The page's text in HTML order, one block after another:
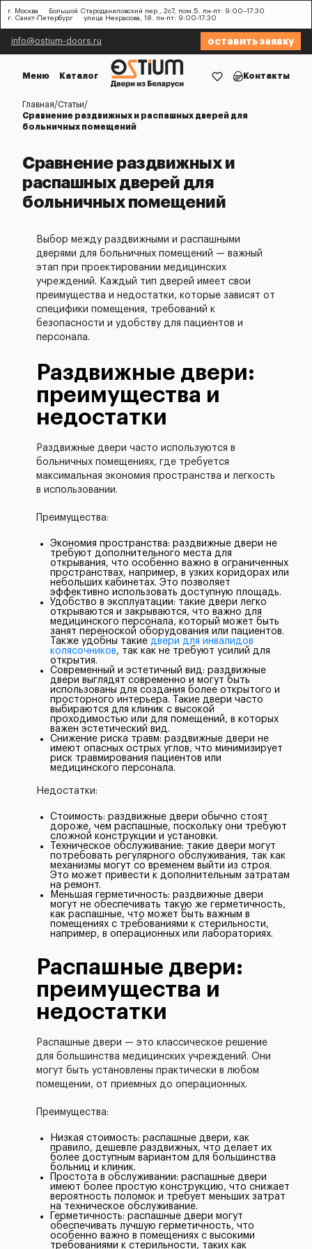
г. Москва
Большой Староданиловский пер., 2с7, пом.5. пн-пт: 9:00–17:30
г. Санкт-Петербург
улица Некрасова, 18. пн-пт: 9:00-17:30
info@ostium-doors.ru оставить заявку
Меню Каталог Контакты
Главная Статьи
Сравнение раздвижных и распашных дверей для
больничных помещений
Сравнение раздвижных и
распашных дверей для
больничных помещений
Выбор между раздвижными и распашными
дверями для больничных помещений — важный
этап при проектировании медицинских
учреждений. Каждый тип дверей имеет свои
преимущества и недостатки, которые зависят от
специфики помещения, требований к
безопасности и удобству для пациентов и
персонала.
Раздвижные двери:
преимущества и
недостатки
Раздвижные двери часто используются в
больничных помещениях, где требуется
максимальная экономия пространства и легкость
в использовании.
Преимущества:
Экономия пространства: раздвижные двери не
требуют дополнительного места для
открывания, что особенно важно в ограниченных
пространствах, например, в узких коридорах или
небольших кабинетах. Это позволяет
эффективно использовать доступную площадь.
Удобство в эксплуатации: такие двери легко
открываются и закрываются, что важно для
медицинского персонала, который может быть
занят переноской оборудования или пациентов.
Также удобны такие двери для инвалидов
колясочников, так как не требуют усилий для
открытия.
Современный и эстетичный вид: раздвижные
двери выглядят современно и могут быть
использованы для создания более открытого и
просторного интерьера. Такие двери часто
выбираются для клиник с высокой
проходимостью или для помещений, в которых
важен эстетический вид.
Снижение риска травм: раздвижные двери не
имеют опасных острых углов, что минимизирует
риск травмирования пациентов или
медицинского персонала.
Недостатки:
Стоимость: раздвижные двери обычно стоят
дороже, чем распашные, поскольку они требуют
сложной конструкции и установки.
Техническое обслуживание: такие двери могут
потребовать регулярного обслуживания, так как
механизмы могут со временем выйти из строя.
Это может привести к дополнительным затратам
на ремонт.
Меньшая герметичность: раздвижные двери
могут не обеспечивать такую же герметичность,
как распашные, что может быть важным в
помещениях с требованиями к стерильности,
например, в операционных или лабораториях.
Распашные двери:
преимущества и
недостатки
Распашные двери — это классическое решение
для большинства медицинских учреждений. Они
могут быть установлены практически в любом
помещении, от приемных до операционных.
Преимущества:
Низкая стоимость: распашные двери, как
правило, дешевле раздвижных, что делает их
более доступным вариантом для большинства
больниц и клиник.
Простота в обслуживании: распашные двери
имеют более простую конструкцию, что снижает
вероятность поломок и требует меньших затрат
на техническое обслуживание.
Герметичность: распашные двери могут
обеспечивать лучшую герметичность, что
особенно важно в помещениях с высокими
требованиями к стерильности, таких как